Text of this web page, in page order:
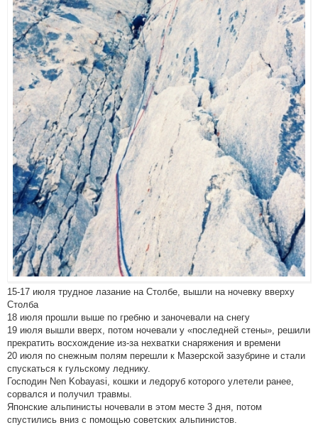
15-17 июля трудное лазание на Столбе, вышли на ночевку вверху
Столба
18 июля прошли выше по гребню и заночевали на снегу
19 июля вышли вверх, потом ночевали у «последней стены», решили
прекратить восхождение из-за нехватки снаряжения и времени
20 июля по снежным полям перешли к Мазерской зазубрине и стали
спускаться к гульскому леднику.
Господин Nen Kobayasi, кошки и ледоруб которого улетели ранее,
сорвался и получил травмы.
Японские альпинисты ночевали в этом месте 3 дня, потом
спустились вниз с помощью советских альпинистов.